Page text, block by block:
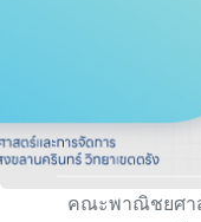
คณะพาณิชยศา